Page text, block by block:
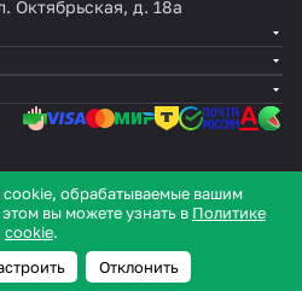
Корзина Кабинет
Октябрьская, д. 18а
cookie, обрабатываемые вашим
вы можете узнать в Политике
cookie.
Отклонить